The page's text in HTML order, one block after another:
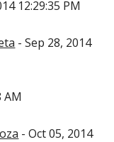
12:29:35 PM
- Sep 28, 2014
AM
- Oct 05, 2014